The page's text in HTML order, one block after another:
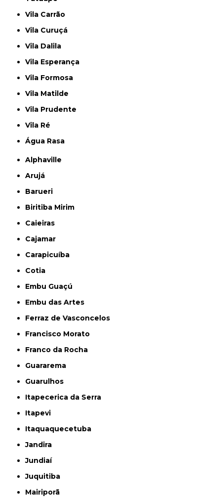
Vila Carrão
Vila Curuçá
Vila Dalila
Vila Esperança
Vila Formosa
Vila Matilde
Vila Prudente
Vila Ré
Água Rasa
Alphaville
Arujá
Barueri
Biritiba Mirim
Caieiras
Cajamar
Carapicuíba
Cotia
Embu Guaçú
Embu das Artes
Ferraz de Vasconcelos
Francisco Morato
Franco da Rocha
Guararema
Guarulhos
Itapecerica da Serra
Itapevi
Itaquaquecetuba
Jandira
Jundiaí
Juquitiba
Mairiporã